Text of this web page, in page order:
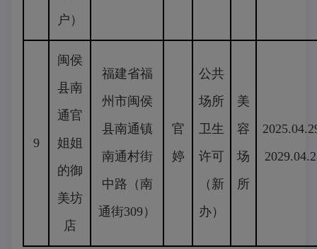
户）
9
闽侯
县南
通官
姐姐
的御
美坊
店
福建省福
州市闽侯
县南通镇
南通村街
中路（南
通街309）
官
婷
公共
场所
卫生
许可
（新
办）
美
容
场
所